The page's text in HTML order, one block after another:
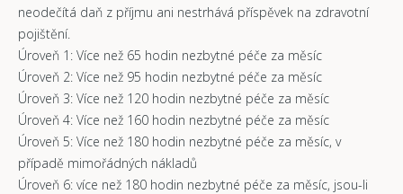
neodečítá daň z příjmu ani nestrhává příspěvek na zdravotní
pojištění.
Úroveň 1: Více než 65 hodin nezbytné péče za měsíc
Úroveň 2: Více než 95 hodin nezbytné péče za měsíc
Úroveň 3: Více než 120 hodin nezbytné péče za měsíc
Úroveň 4: Více než 160 hodin nezbytné péče za měsíc
Úroveň 5: Více než 180 hodin nezbytné péče za měsíc, v
případě mimořádných nákladů
Úroveň 6: více než 180 hodin nezbytné péče za měsíc, jsou-li